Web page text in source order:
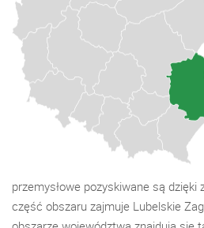
przemysłowe pozyskiwane są dzięki
część obszaru zajmuje Lubelskie